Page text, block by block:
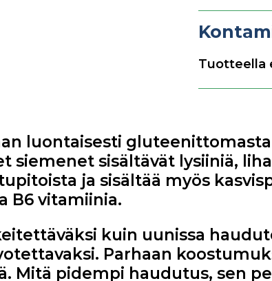
Tuotteella
luontaisesti gluteenittomasta
siemenet sisältävät lysiiniä,
ja sisältää myös
B6 vitamiinia.
kuin uunissa
Parhaan
Mitä pidempi haudutus, sen